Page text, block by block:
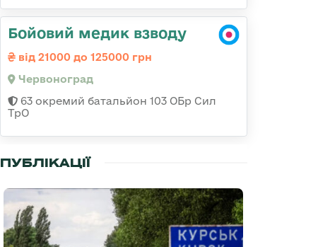
Бойовий медик взводу
від 21000 до 125000 грн
Червоноград
63 окремий батальйон 103 ОБр Сил
ТрО
ПУБЛІКАЦІЇ